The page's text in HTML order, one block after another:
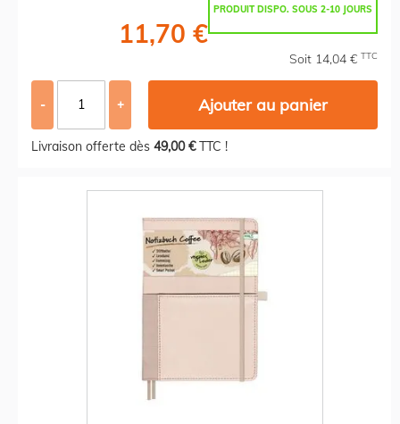
PRODUIT DISPO. SOUS 2-10 JOURS
11,70 €
Soit 14,04 € TTC
- + Ajouter au panier
Livraison offerte dès 49,00 €TTC !